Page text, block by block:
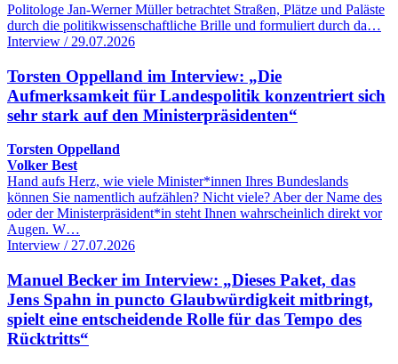
Politologe Jan-Werner Müller betrachtet Straßen, Plätze und Paläste
durch die politikwissenschaftliche Brille und formuliert durch da…
Interview / 29.07.2026
Torsten Oppelland im Interview: „Die
Aufmerksamkeit für Landespolitik konzentriert sich
sehr stark auf den Ministerpräsidenten“
Torsten Oppelland
Volker Best
Hand aufs Herz, wie viele Minister*innen Ihres Bundeslands
können Sie namentlich aufzählen? Nicht viele? Aber der Name des
oder der Ministerpräsident*in steht Ihnen wahrscheinlich direkt vor
Augen. W…
Interview / 27.07.2026
Manuel Becker im Interview: „Dieses Paket, das
Jens Spahn in puncto Glaubwürdigkeit mitbringt,
spielt eine entscheidende Rolle für das Tempo des
Rücktritts“